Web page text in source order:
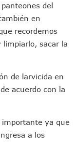
De Análisis Para La
En Acuerdos Para
Desatan Operativo
Y Anuncian Plan De
Salud Animal Y
A Morir En Prisión En
Competirá En El
Queja De Vialidades A
De “La Odisea” En
Vallarta Con
del
en
recordemos
sacar la
de larvicida en
acuerdo con la
importante ya que
a los